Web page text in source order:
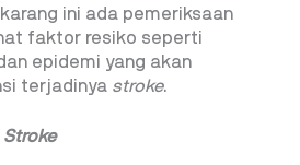
ini ada pemeriksaan
faktor resiko seperti
epidemi yang akan
terjadinya stroke.
Stroke